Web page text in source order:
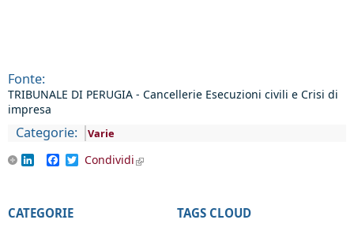
Fonte:
TRIBUNALE DI PERUGIA - Cancellerie Esecuzioni civili e Crisi di
impresa
Categorie: Varie
LinkedInFacebook
Twitter
Condividi(link is external)
CATEGORIE TAGS CLOUD